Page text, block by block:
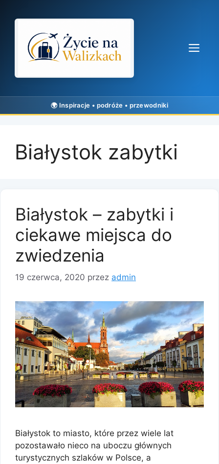
Białystok zabytki
Białystok – zabytki i
ciekawe miejsca do
zwiedzenia
19 czerwca, 2020 przez admin
Białystok to miasto, które przez wiele lat
pozostawało nieco na uboczu głównych
turystycznych szlaków w Polsce, a